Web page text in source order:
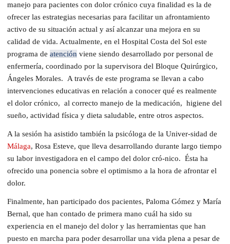
manejo para pacientes con dolor crónico cuya finalidad es la de
ofrecer las estrategias necesarias para facilitar un afrontamiento
activo de su situación actual y así alcanzar una mejora en su
calidad de vida. Actualmente, en el Hospital Costa del Sol este
programa de atención viene siendo desarrollado por personal de
enfermería, coordinado por la supervisora del Bloque Quirúrgico,
Ángeles Morales. A través de este programa se llevan a cabo
intervenciones educativas en relación a conocer qué es realmente
el dolor crónico, al correcto manejo de la medicación, higiene del
sueño, actividad física y dieta saludable, entre otros aspectos.
A la sesión ha asistido también la psicóloga de la Univer-sidad de
Málaga, Rosa Esteve, que lleva desarrollando durante largo tiempo
su labor investigadora en el campo del dolor cró-nico. Ésta ha
ofrecido una ponencia sobre el optimismo a la hora de afrontar el
dolor.
Finalmente, han participado dos pacientes, Paloma Gómez y María
Bernal, que han contado de primera mano cuál ha sido su
experiencia en el manejo del dolor y las herramientas que han
puesto en marcha para poder desarrollar una vida plena a pesar de